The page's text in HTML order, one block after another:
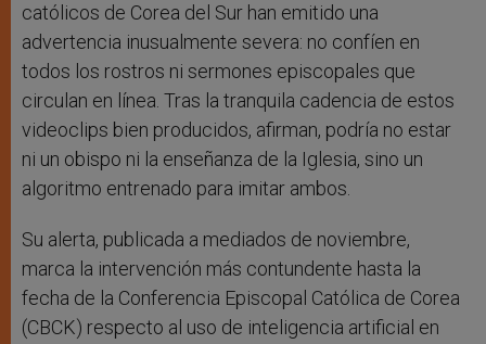
católicos de Corea del Sur han emitido una
advertencia inusualmente severa: no confíen en
todos los rostros ni sermones episcopales que
circulan en línea. Tras la tranquila cadencia de estos
videoclips bien producidos, afirman, podría no estar
ni un obispo ni la enseñanza de la Iglesia, sino un
algoritmo entrenado para imitar ambos.
Su alerta, publicada a mediados de noviembre,
marca la intervención más contundente hasta la
fecha de la Conferencia Episcopal Católica de Corea
(CBCK) respecto al uso de inteligencia artificial en